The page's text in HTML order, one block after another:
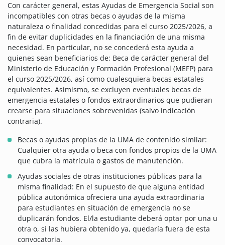
Con carácter general, estas Ayudas de Emergencia Social son
incompatibles con otras becas o ayudas de la misma
naturaleza o finalidad concedidas para el curso 2025/2026, a
fin de evitar duplicidades en la financiación de una misma
necesidad. En particular, no se concederá esta ayuda a
quienes sean beneficiarios de: Beca de carácter general del
Ministerio de Educación y Formación Profesional (MEFP) para
el curso 2025/2026, así como cualesquiera becas estatales
equivalentes. Asimismo, se excluyen eventuales becas de
emergencia estatales o fondos extraordinarios que pudieran
crearse para situaciones sobrevenidas (salvo indicación
contraria).
Becas o ayudas propias de la UMA de contenido similar:
Cualquier otra ayuda o beca con fondos propios de la UMA
que cubra la matrícula o gastos de manutención.
Ayudas sociales de otras instituciones públicas para la
misma finalidad: En el supuesto de que alguna entidad
pública autonómica ofreciera una ayuda extraordinaria
para estudiantes en situación de emergencia no se
duplicarán fondos. El/la estudiante deberá optar por una u
otra o, si las hubiera obtenido ya, quedaría fuera de esta
convocatoria.